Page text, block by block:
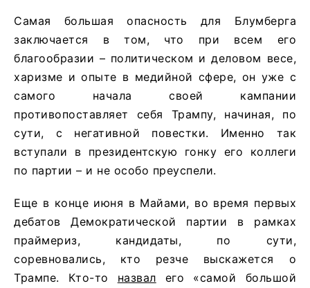
Самая большая опасность для Блумберга
заключается в том, что при всем его
благообразии – политическом и деловом весе,
харизме и опыте в медийной сфере, он уже с
самого начала своей кампании
противопоставляет себя Трампу, начиная, по
сути, с негативной повестки. Именно так
вступали в президентскую гонку его коллеги
по партии – и не особо преуспели.
Еще в конце июня в Майами, во время первых
дебатов Демократической партии в рамках
праймериз, кандидаты, по сути,
соревновались, кто резче выскажется о
Трампе. Кто-то назвал его «самой большой